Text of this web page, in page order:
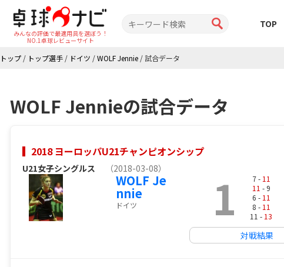
みんなの評価で最適用具を選ぼう！
NO.1卓球レビューサイト
TOP
トップ / トップ選手 / ドイツ /WOLF Jennie /試合データ
WOLF Jennieの試合データ
2018 ヨーロッパU21チャンピオンシップ
U21女子シングルス （2018-03-08）
WOLF Je
nnie
ドイツ 1 7 - 11
11 - 9
6 - 11
8 - 11
11 - 13
対戦結果